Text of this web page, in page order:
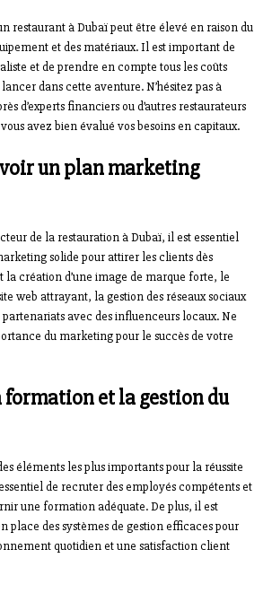
restaurant à Dubaï peut être élevé en raison du
et des matériaux. Il est important de
et de prendre en compte tous les coûts
dans cette aventure. N’hésitez pas à
d’experts financiers ou d’autres restaurateurs
avez bien évalué vos besoins en capitaux.
un plan marketing
de la restauration à Dubaï, il est essentiel
solide pour attirer les clients dès
la création d’une image de marque forte, le
web attrayant, la gestion des réseaux sociaux
avec des influenceurs locaux. Ne
du marketing pour le succès de votre
formation et la gestion du
éléments les plus importants pour la réussite
de recruter des employés compétents et
une formation adéquate. De plus, il est
place des systèmes de gestion efficaces pour
quotidien et une satisfaction client